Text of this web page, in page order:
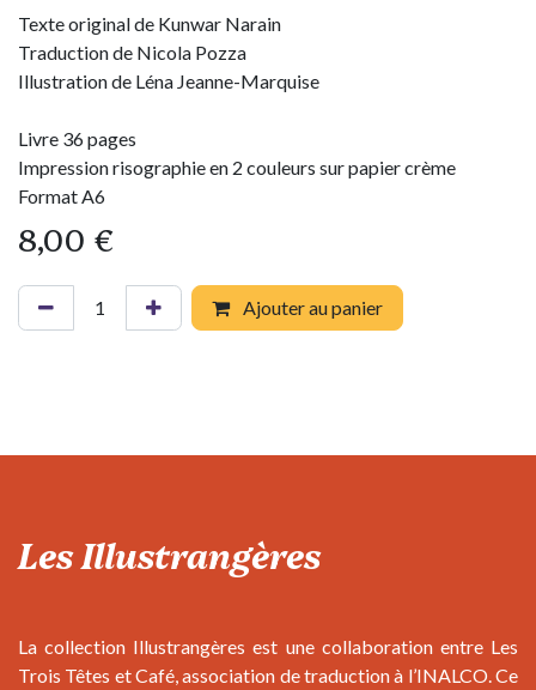
Texte original de Kunwar Narain
Traduction de Nicola Pozza
Illustration de Léna Jeanne-Marquise
Livre 36 pages
Impression risographie en 2 couleurs sur papier crème
Format A6
8,00 €
Ajouter au panier
Les Illustrangères
La collection Illustrangères est une collaboration entre Les
Trois Têtes et Café, association de traduction à l’INALCO. Ce